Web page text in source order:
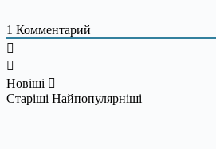
1 Комментарий
Новіші
Старіші Найпопулярніші